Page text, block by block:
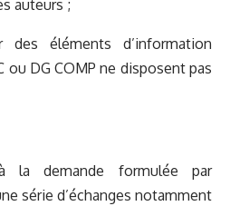
auteurs ;
des éléments d’information
ou DG COMP ne disposent pas
la demande formulée par
série d’échanges notamment